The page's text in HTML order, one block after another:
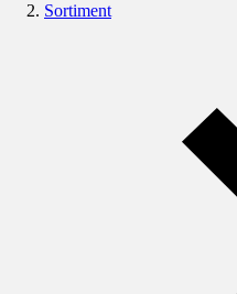
Sortiment